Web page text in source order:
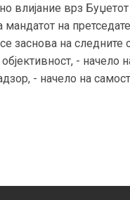
влијание врз
на
заснова на следните
- начело
- начело на